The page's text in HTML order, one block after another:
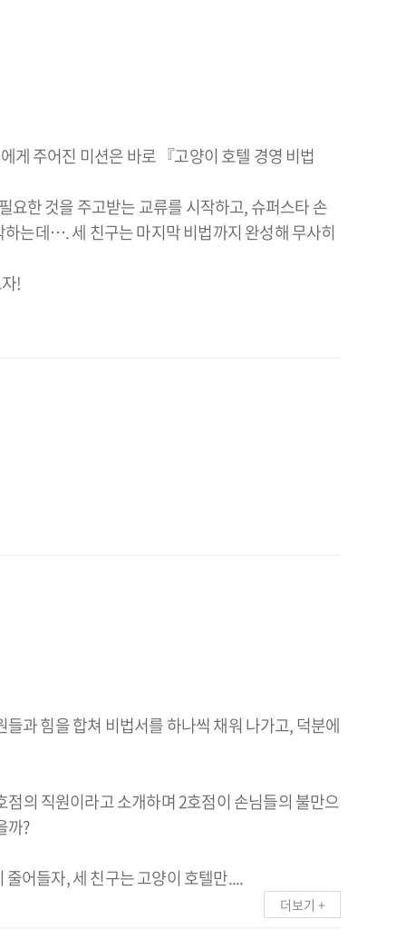
게 주어진 미션은 바로 『고양이 호텔 경영 비법
요한 것을 주고받는 교류를 시작하고, 슈퍼스타 손
는데…. 세 친구는 마지막 비법까지 완성해 무사히
!
과 힘을 합쳐 비법서를 하나씩 채워 나가고, 덕분에
의 직원이라고 소개하며 2호점이 손님들의 불만으
까?
어들자, 세 친구는 고양이 호텔만....
더보기 +